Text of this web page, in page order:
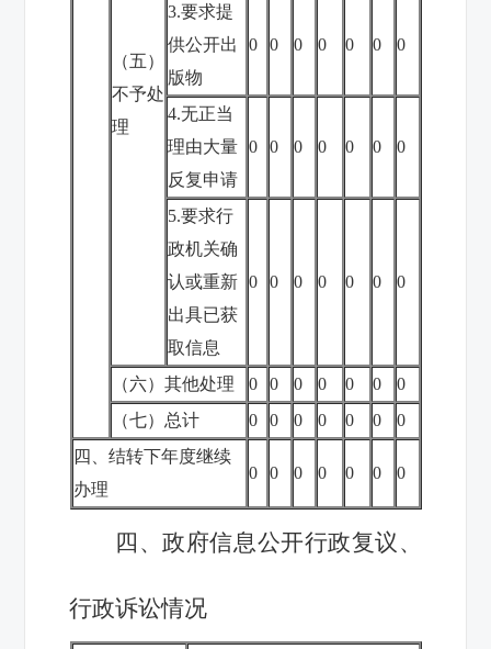
（五）
不予处
理
3.要求提
供公开出
版物
0 0 0 0 0 0 0
4.无正当
理由大量
反复申请
0 0 0 0 0 0 0
5.要求行
政机关确
认或重新
出具已获
取信息
0 0 0 0 0 0 0
（六）其他处理 0 0 0 0 0 0
0
（七）总计
0 0 0 0 0 0
0
四、结转下年度继续
办理
0 0 0 0 0 0 0
四、政府信息公开行政复议、
行政诉讼情况